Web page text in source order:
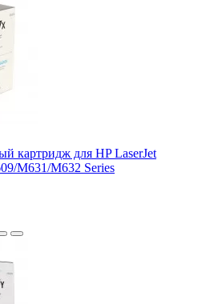
картридж для HP LaserJet
M631/M632 Series